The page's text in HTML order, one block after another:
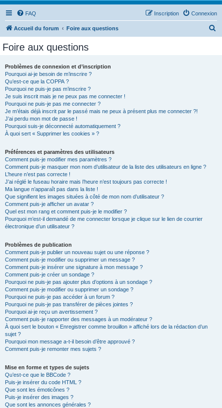
FAQ Connexion
Inscription
Accueil du forum Foire aux questions
Foire aux questions
Problèmes de connexion et d’inscription
Pourquoi ai-je besoin de m’inscrire ?
Qu’est-ce que la COPPA ?
Pourquoi ne puis-je pas m’inscrire ?
Je suis inscrit mais je ne peux pas me connecter !
Pourquoi ne puis-je pas me connecter ?
Je m’étais déjà inscrit par le passé mais ne peux à présent plus me connecter ?!
J’ai perdu mon mot de passe !
Pourquoi suis-je déconnecté automatiquement ?
À quoi sert « Supprimer les cookies » ?
Préférences et paramètres des utilisateurs
Comment puis-je modifier mes paramètres ?
Comment puis-je masquer mon nom d’utilisateur de la liste des utilisateurs en ligne ?
L’heure n’est pas correcte !
J’ai réglé le fuseau horaire mais l’heure n’est toujours pas correcte !
Ma langue n’apparaît pas dans la liste !
Que signifient les images situées à côté de mon nom d’utilisateur ?
Comment puis-je afficher un avatar ?
Quel est mon rang et comment puis-je le modifier ?
Pourquoi m’est-il demandé de me connecter lorsque je clique sur le lien de courrier
électronique d’un utilisateur ?
Problèmes de publication
Comment puis-je publier un nouveau sujet ou une réponse ?
Comment puis-je modifier ou supprimer un message ?
Comment puis-je insérer une signature à mon message ?
Comment puis-je créer un sondage ?
Pourquoi ne puis-je pas ajouter plus d’options à un sondage ?
Comment puis-je modifier ou supprimer un sondage ?
Pourquoi ne puis-je pas accéder à un forum ?
Pourquoi ne puis-je pas transférer de pièces jointes ?
Pourquoi ai-je reçu un avertissement ?
Comment puis-je rapporter des messages à un modérateur ?
À quoi sert le bouton « Enregistrer comme brouillon » affiché lors de la rédaction d’un
sujet ?
Pourquoi mon message a-t-il besoin d’être approuvé ?
Comment puis-je remonter mes sujets ?
Mise en forme et types de sujets
Qu’est-ce que le BBCode ?
Puis-je insérer du code HTML ?
Que sont les émoticônes ?
Puis-je insérer des images ?
Que sont les annonces générales ?